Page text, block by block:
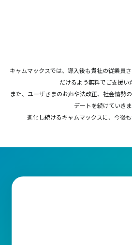
キャムマックスでは、導入後も貴社の従業員
だけるよう無料でご支援い
また、ユーザさまのお声や法改正、社会情勢
デートを続けていきま
進化し続けるキャムマックスに、今後も